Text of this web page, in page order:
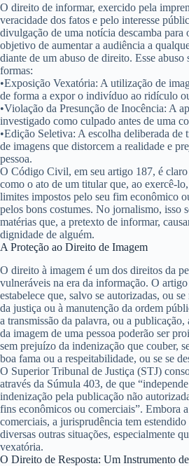
O direito de informar, exercido pela
veracidade dos fatos e pelo interesse
divulgação de uma notícia descamba para
objetivo de aumentar a audiência a
diante de um abuso de direito. Esse abuso
formas:
•Exposição Vexatória: A utilização de
de forma a expor o indivíduo ao ridículo
•Violação da Presunção de Inocência: A
investigado como culpado antes de uma
•Edição Seletiva: A escolha deliberada de
de imagens que distorcem a realidade e
pessoa.
O Código Civil, em seu artigo 187, é
como o ato de um titular que, ao exercê-
limites impostos pelo seu fim econômico
pelos bons costumes. No jornalismo, isso
matérias que, a pretexto de informar,
dignidade de alguém.
A Proteção ao Direito de Imagem
O direito à imagem é um dos direitos da
vulneráveis na era da informação. O
estabelece que, salvo se autorizadas, ou
da justiça ou à manutenção da ordem
a transmissão da palavra, ou a
da imagem de uma pessoa poderão ser
sem prejuízo da indenização que couber,
boa fama ou a respeitabilidade, ou se se
O Superior Tribunal de Justiça (STJ)
através da Súmula 403, de que
indenização pela publicação não
fins econômicos ou comerciais”. Embora
comerciais, a jurisprudência tem
diversas outras situações, especialmente
vexatória.
O Direito de Resposta: Um Instrumento